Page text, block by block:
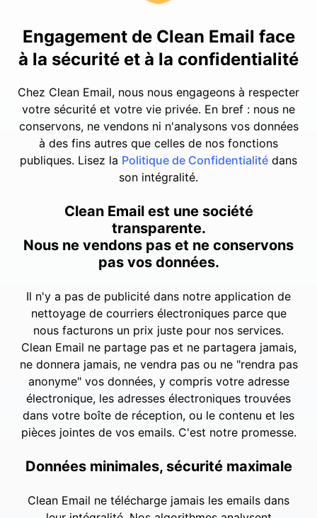
Engagement de Clean Email face
à la sécurité et à la confidentialité
Chez Clean Email, nous nous engageons à respecter
votre sécurité et votre vie privée. En bref : nous ne
conservons, ne vendons ni n'analysons vos données
à des fins autres que celles de nos fonctions
publiques. Lisez la Politique de Confidentialité dans
son intégralité.
Clean Email est une société
transparente.
Nous ne vendons pas et ne conservons
pas vos données.
Il n'y a pas de publicité dans notre application de
nettoyage de courriers électroniques parce que
nous facturons un prix juste pour nos services.
Clean Email ne partage pas et ne partagera jamais,
ne donnera jamais, ne vendra pas ou ne "rendra pas
anonyme" vos données, y compris votre adresse
électronique, les adresses électroniques trouvées
dans votre boîte de réception, ou le contenu et les
pièces jointes de vos emails. C'est notre promesse.
Données minimales, sécurité maximale
Clean Email ne télécharge jamais les emails dans